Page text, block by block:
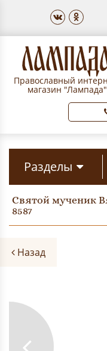
Православный
магазин "Лампада"
Разделы
Святой мученик
8587
Назад